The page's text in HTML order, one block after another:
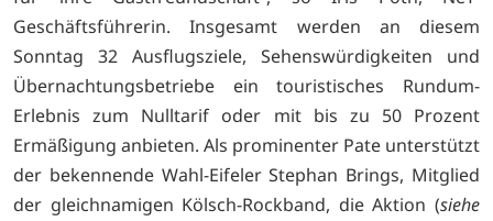
Geschäftsführerin. Insgesamt werden an diesem
Sonntag 32 Ausflugsziele, Sehenswürdigkeiten und
Übernachtungsbetriebe ein touristisches Rundum-
Erlebnis zum Nulltarif oder mit bis zu 50 Prozent
Ermäßigung anbieten. Als prominenter Pate unterstützt
der bekennende Wahl-Eifeler Stephan Brings, Mitglied
der gleichnamigen Kölsch-Rockband, die Aktion (siehe